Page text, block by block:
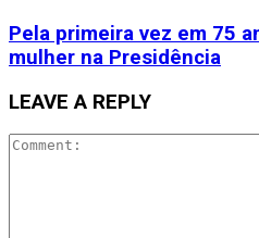
Pela primeira vez em 75
mulher na Presidência
LEAVE A REPLY